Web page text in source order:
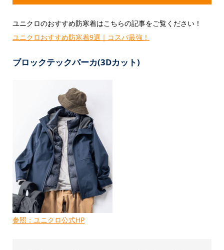
ユニクロのおすすめ防寒着はこちらの記事をご覧ください！
ユニクロおすすめ防寒着9選｜コスパ最強！
ブロックテックパーカ(3Dカット)
参照：ユニクロ公式HP